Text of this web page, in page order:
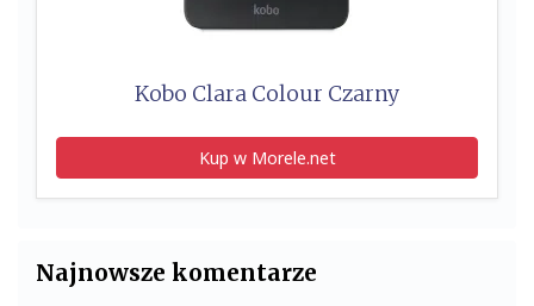
Kobo Clara Colour Czarny
Kup w Morele.net
Najnowsze komentarze